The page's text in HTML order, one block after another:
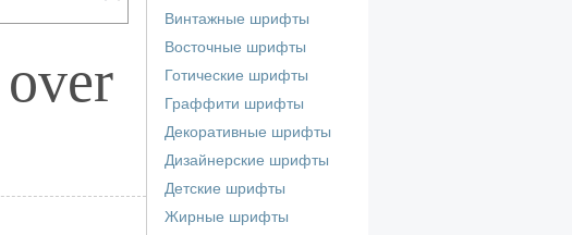
Винтажные шрифты
Восточные шрифты
Готические шрифты
Граффити шрифты
Декоративные шрифты
Дизайнерские шрифты
Детские шрифты
Жирные шрифты